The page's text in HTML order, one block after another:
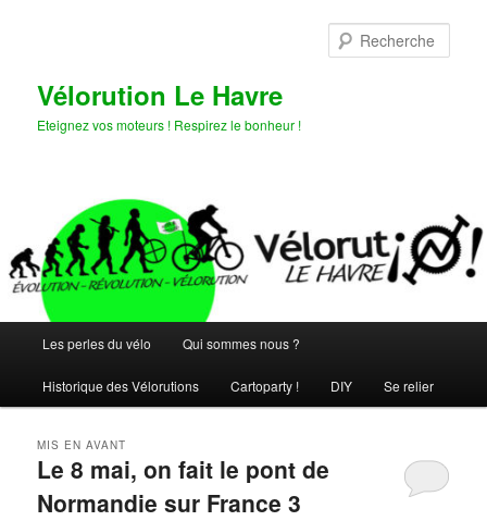
Vélorution Le Havre
Eteignez vos moteurs ! Respirez le bonheur !
principal
Les perles du vélo Qui sommes nous ?
Historique des Vélorutions Cartoparty ! DIY Se relier
Le 8 mai, on fait le pont de
Normandie sur France 3
MIS EN AVANT